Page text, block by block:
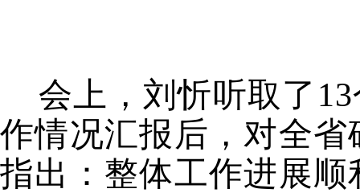
会上，刘忻听取了 13
作情况汇报后，对全
指出：整体工作进展